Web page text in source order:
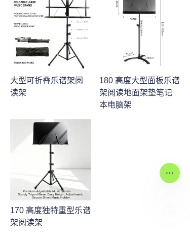
大型可折叠乐谱架阅
读架
180 高度大型面板乐谱
架阅读地面架垫笔记
本电脑架
170 高度独特重型乐谱
架阅读架
CN